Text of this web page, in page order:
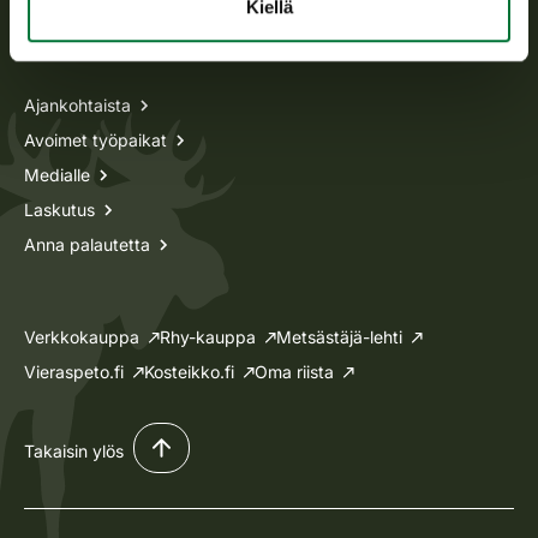
Kiellä
Tietoa meistä
Ajankohtaista
Avoimet työpaikat
Medialle
Laskutus
Anna palautetta
Verkkokauppa Rhy-kauppa
Metsästäjä-lehti
Vieraspeto.fi
Kosteikko.fi Oma riista
Takaisin ylös